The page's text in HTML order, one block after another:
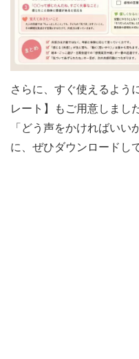
さらに、すぐ使えるよう
レート】もご用意しまし
「どう声をかければい
に、ぜひダウンロードし